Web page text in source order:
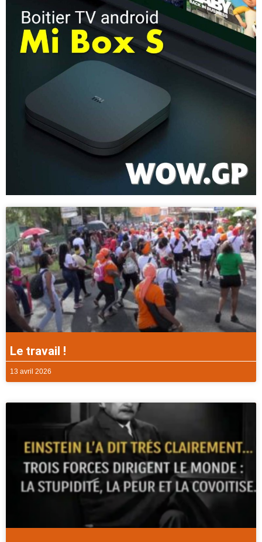
Le travail !
13 avril 2026